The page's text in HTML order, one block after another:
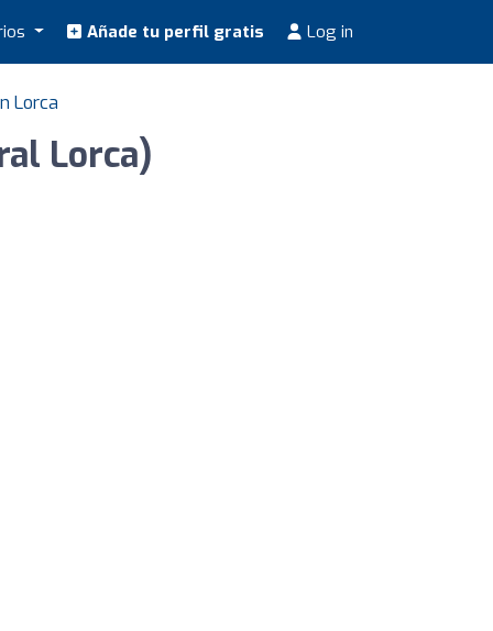
Añade tu perfil gratis Log in
Lorca
Lorca)